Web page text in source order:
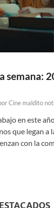
semana:
Cine maldito
en este
que legan a
con la